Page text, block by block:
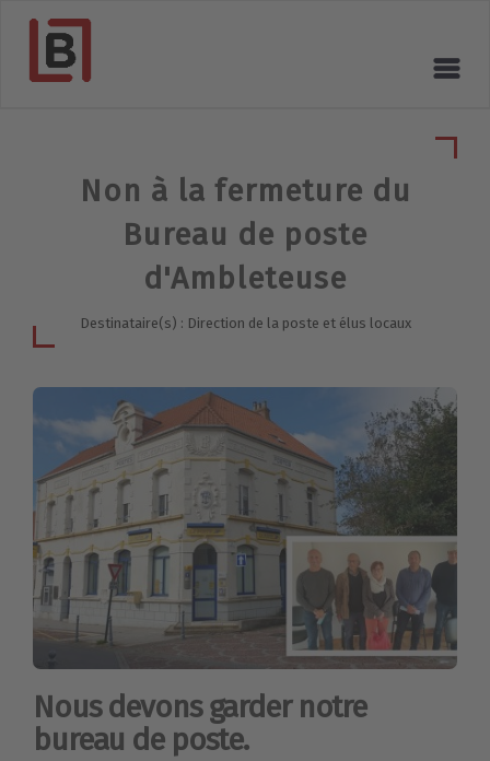
Non à la fermeture du
Bureau de poste
d'Ambleteuse
Destinataire(s) : Direction de la poste et élus locaux
Nous devons garder notre
bureau de poste.